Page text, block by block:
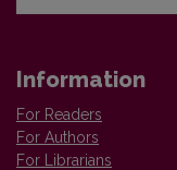
Information
For Readers
For Authors
For Librarians